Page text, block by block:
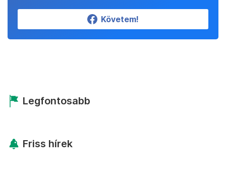
Követem!
Legfontosabb
Friss hírek